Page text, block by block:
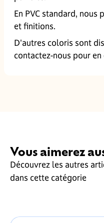
En PVC standard,
et finitions.
D'autres coloris sont
contactez-nous pour en
Vous aimerez
Découvrez les autres
dans cette catégorie